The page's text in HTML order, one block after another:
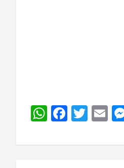
W
at
F
ce
T
tt
E
ail